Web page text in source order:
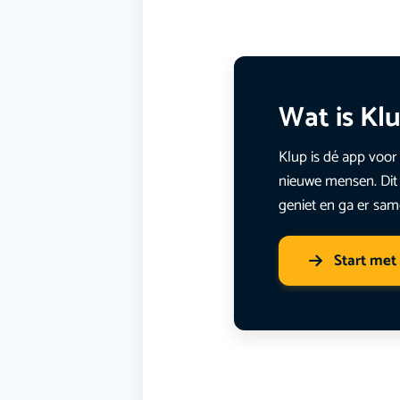
Wat is
Klup is dé app
nieuwe mensen.
geniet en ga er
Start